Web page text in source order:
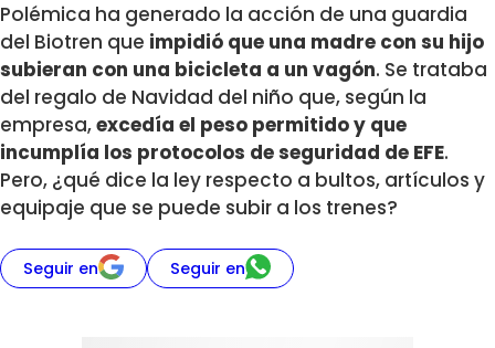
Polémica ha generado la acción de una guardia
del Biotren que impidió que una madre con su hijo
subieran con una bicicleta a un vagón. Se trataba
del regalo de Navidad del niño que, según la
empresa,excedía el peso permitido y que
incumplía los protocolos de seguridad de EFE.
Pero, ¿qué dice la ley respecto a bultos, artículos y
equipaje que se puede subir a los trenes?
Seguir en Seguir en